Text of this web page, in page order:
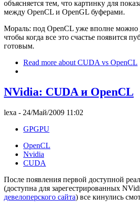
объясняется тем, что картинку для
между OpenCL и OpenGL буферами.
Мораль: под OpenCL уже вполне можно
чтобы когда все это счастье появится
готовым.
Read more about CUDA vs OpenCL
NVidia: CUDA и OpenCL
lexa - 24/Май/2009 11:02
GPGPU
OpenCL
Nvidia
CUDA
После появления первой доступной
(доступна для зарегестрированных
девелоперского сайта) все кинулись